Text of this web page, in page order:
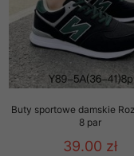
Buty sportowe damskie
8 par
39.00 zł